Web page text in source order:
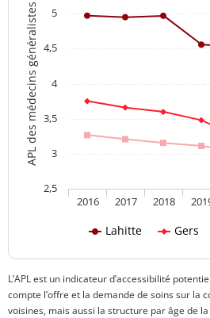
APL des médecins généralistes
Lahitte Gers
2016 2017 2018
2,5
3
3,5
4
4,5
5
L’APL est un indicateur d’accessibilité
compte l’offre et la demande de soins sur la
voisines, mais aussi la structure par âge de